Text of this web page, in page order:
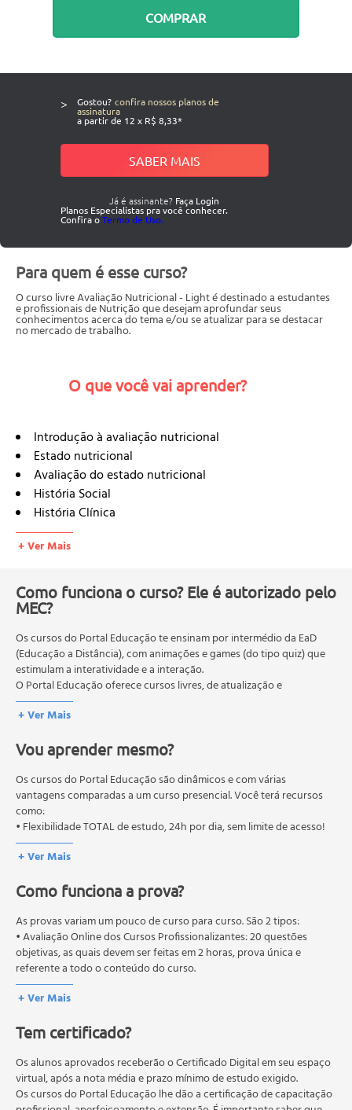
COMPRAR
> Gostou? confira nossos planos de
assinatura
a partir de 12 x R$ 8,33*
SABER MAIS
Já é assinante? Faça Login
Planos Especialistas pra você conhecer.
Confira oTermo de Uso.
Para quem é esse curso?
O curso livre Avaliação Nutricional - Light é destinado a estudantes
e profissionais de Nutrição que desejam aprofundar seus
conhecimentos acerca do tema e/ou se atualizar para se destacar
no mercado de trabalho.
O que você vai aprender?
Introdução à avaliação nutricional
Estado nutricional
Avaliação do estado nutricional
História Social
História Clínica
História Dietética
Inquéritos alimentares
Registro alimentar
Frequência de consumo alimentar
Antropometria
Peso corporal
Peso teórico ou ideal (pt)
Compleição Corporal
Estimativa de Peso Atual
Peso Ideal para Amputados
Estimativa de Peso - Pacientes com Edema e/ou Ascite
Importância da Mudança de Peso
Estatura
Altura do joelho
Extensão dos braços
Estatura recumbente
Anexos
Alteração de a ingestão alimentar - asg
Capacidade funcional - asg
Exame físico
Modelo avaliação subjetiva global
Composição corporal
Métodos diretos
Métodos indiretos
Pesagem Hidrostástica
Absorciometria Radiológica de Dupla Energia (DEXA)
Pletismografia
+ Ver Mais
Como funciona o curso? Ele é autorizado pelo
MEC?
Os cursos do Portal Educação te ensinam por intermédio da EaD
(Educação a Distância), com animações e games (do tipo quiz) que
estimulam a interatividade e a interação.
O Portal Educação oferece cursos livres, de atualização e
qualificação profissional. São destinados a proporcionar ao
profissional conhecimentos que permitam o desenvolvimento de
O MEC (Ministério da Educação), trata da política nacional de
educação em geral, mas autoriza apenas cursos de graduação e
pós-graduação. Os cursos técnicos e profissionalizantes são
autorizados pelas Secretarias Estaduais de Educação.
+ Ver Mais
Vou aprender mesmo?
Os cursos do Portal Educação são dinâmicos e com várias
vantagens comparadas a um curso presencial. Você terá recursos
como:
• Flexibilidade TOTAL de estudo, 24h por dia, sem limite de acesso!
+ Ver Mais
Como funciona a prova?
As provas variam um pouco de curso para curso. São 2 tipos:
• Avaliação Online dos Cursos Profissionalizantes: 20 questões
objetivas, as quais devem ser feitas em 2 horas, prova única e
referente a todo o conteúdo do curso.
• Avaliação Online dos Cursos Livres: 10 questões objetivas, as quais
devem ser feitas em 1 hora, prova única e referente a todo o
Os estudos, atividades e avaliações devem ser feitos dentro do
A média final deve ser igual ou superior a 60%para a conclusão e
recebimento do certificado digital do curso. Em caso de reprovação,
o aluno poderá realizar novamente a prova dentro do período do
+ Ver Mais
Tem certificado?
Os alunos aprovados receberão o Certificado Digital em seu espaço
virtual, após a nota média e prazo mínimo de estudo exigido.
Os cursos do Portal Educação lhe dão a certificação de capacitação